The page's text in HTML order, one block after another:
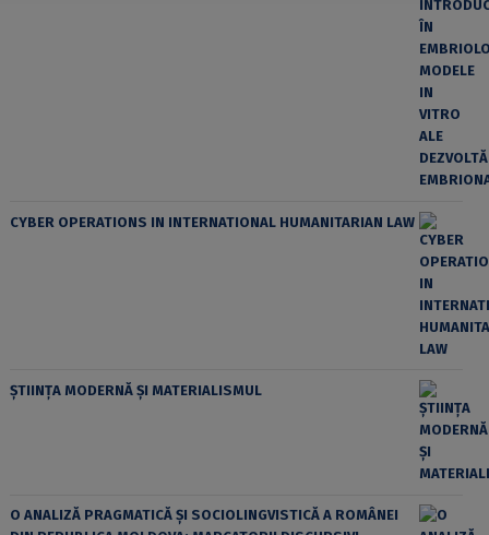
CYBER OPERATIONS IN INTERNATIONAL HUMANITARIAN LAW
ȘTIINȚA MODERNĂ ȘI MATERIALISMUL
O ANALIZĂ PRAGMATICĂ ȘI SOCIOLINGVISTICĂ A ROMÂNEI